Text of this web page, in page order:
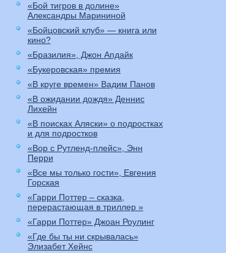
«Бой тигров в долине»
Александры Марининой
«Бойцовский клуб» — книга или
кино?
«Бразилия», Джон Апдайк
«Букеровская» премия
«В круге времен» Вадим Панов
«В ожидании дождя» Деннис
Лихейн
«В поисках Аляски» о подростках
и для подростков
«Вор с Рутленд-плейс», Энн
Перри
«Все мы только гости», Евгения
Горская
«Гарри Поттер – сказка,
перерастающая в триллер »
«Гарри Поттер» Джоан Роулинг
«Где бы ты ни скрывалась»
Элизабет Хейнс